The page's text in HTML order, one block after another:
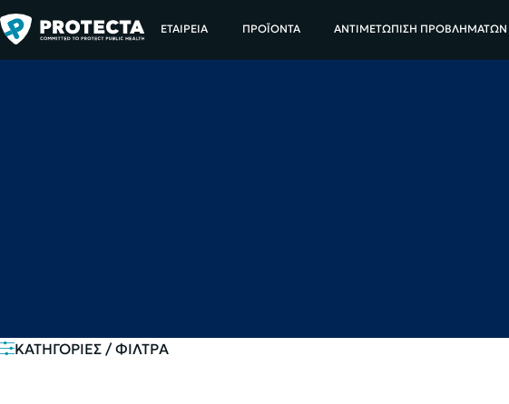
ΕΤΑΙΡΕΙΑ ΠΡΟΪΟΝΤΑ ΑΝΤΙΜΕΤΩΠΙΣΗ ΠΡΟΒΛΗΜΑΤΩΝ
ΚΑΤΗΓΟΡΙΕΣ / ΦΙΛΤΡΑ